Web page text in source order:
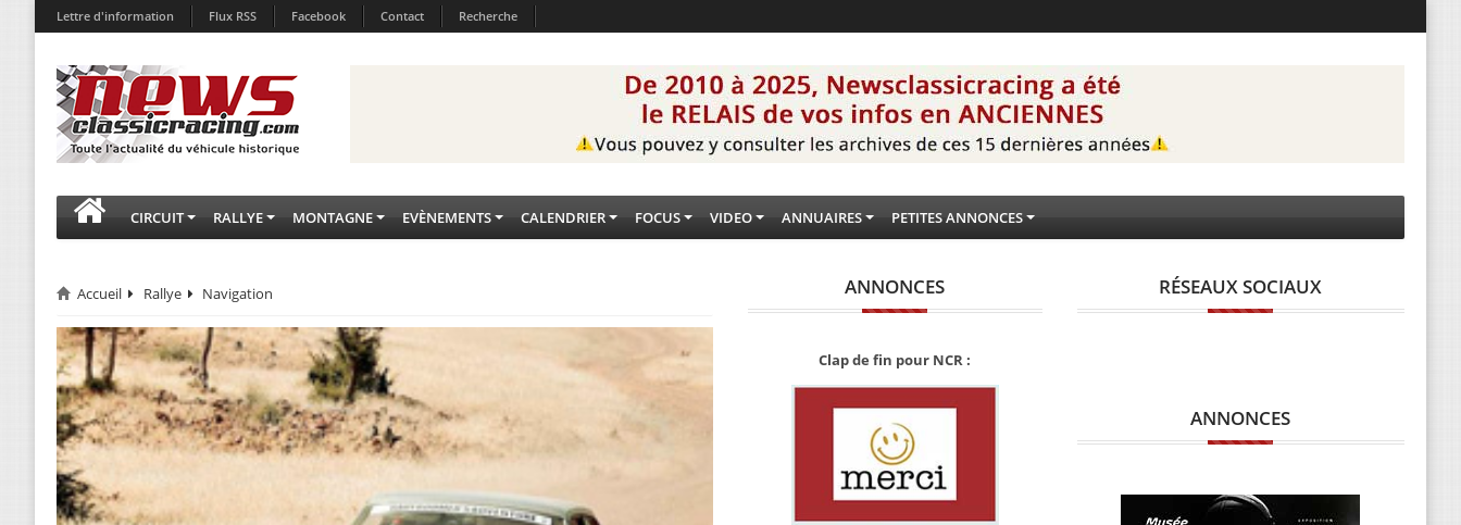
Lettre d'information Flux RSS Facebook Contact Recherche
CIRCUIT RALLYE MONTAGNE EVÈNEMENTS CALENDRIER FOCUS VIDEO ANNUAIRES PETITES ANNONCES
Accueil Rallye Navigation ANNONCES
Clap de fin pour NCR :
RÉSEAUX SOCIAUX
ANNONCES